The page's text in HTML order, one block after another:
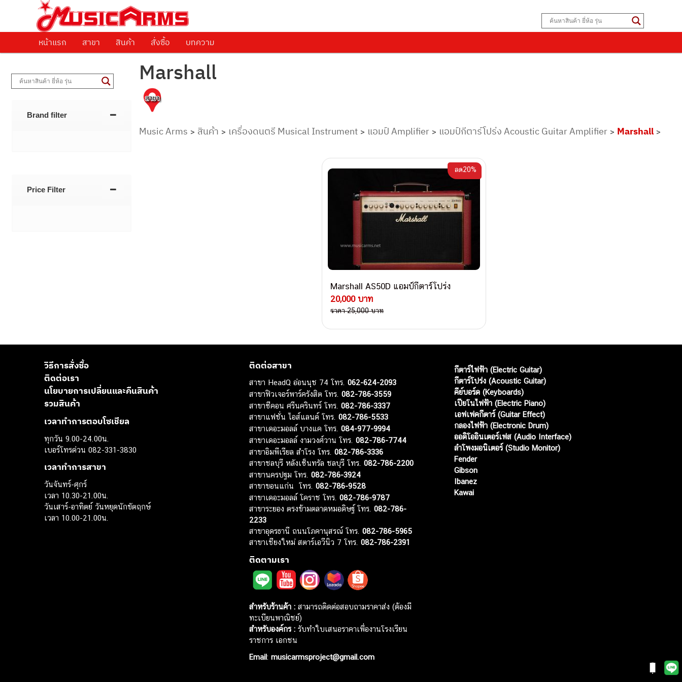
Music Arms
ศูนย์รวมครื่องดนตรีทุกชนิด ตั้งแต่เริ่มต้นถึงมืออาชีพ
Skip to primary content
Skip to secondary content
หน้าแรก สาขา สินค้า สั่งซื้อ บทความ
Marshall
Music Arms > สินค้า > เครื่องดนตรี Musical Instrument> แอมป์ Amplifier> แอมป์กีตาร์โปร่ง Acoustic Guitar Amplifier> Marshall>
Marshall AS50D แอมป์กีตาร์โปร่ง
20,000 บาท
ลด20%
ราคา 25,000 บาท
Brand filter
Price Filter
วิธีการสั่งซื้อ
ติดต่อเรา
นโยบายการเปลี่ยนและคืนสินค้า
รวมสินค้า
เวลาทำการตอบโซเชียล
ทุกวัน 9.00-24.00น.
เบอร์โทรด่วน 082-331-3830
เวลาทำการสาขา
วันจันทร์-ศุกร์
เวลา 10.30-21.00น.
วันเสาร์-อาทิตย์ วันหยุดนักขัตฤกษ์
เวลา 10.00-21.00น.
ติดต่อสาขา
สาขา HeadQ อ่อนนุช 74 โทร.062-624-2093
สาขาฟิวเจอร์พาร์ครังสิต โทร.082-786-3559
สาขาซีคอน ศรีนครินทร์ โทร.082-786-3337
สาขาแฟชั่น ไอส์แลนด์ โทร.082-786-5533
สาขาเดอะมอลล์ บางแค โทร.084-977-9994
สาขาเดอะมอลล์ งามวงศ์วาน โทร.082-786-7744
สาขาอิมพีเรียล สำโรง โทร.082-786-3336
สาขาชลบุรี หลังเซ็นทรัล ชลบุรี โทร.082-786-2200
สาขานครปฐม โทร.082-786-3924
สาขาขอนแก่น โทร.082-786-9528
สาขาเดอะมอลล์ โคราช โทร.082-786-9787
สาขาระยอง ตรงข้ามตลาดหมอดิษฐ์ โทร.082-786-
2233
สาขาอุดรธานี ถนนโภคานุสรณ์ โทร.082-786-5965
สาขาเชียงใหม่ สตาร์เอวีนิว 7 โทร.082-786-2391
ติดตามเรา
สำหรับร้านค้า : สามารถติดต่อสอบถามราคาส่ง (ต้องมี
ทะเบียนพาณิชย์)
สำหรับองค์กร : รับทำใบเสนอราคาเพื่องานโรงเรียน
ราชการ เอกชน
Email: musicarmsproject@gmail.com
กีตาร์ไฟฟ้า (Electric Guitar)
กีตาร์โปร่ง (Acoustic Guitar)
คีย์บอร์ด (Keyboards)
เปียโนไฟฟ้า (Electric Piano)
เอฟเฟคกีตาร์ (Guitar Effect)
กลองไฟฟ้า (Electronic Drum)
ออดิโออินเตอร์เฟส (Audio Interface)
ลำโพงมอนิเตอร์ (Studio Monitor)
Fender
Gibson
Ibanez
Kawai